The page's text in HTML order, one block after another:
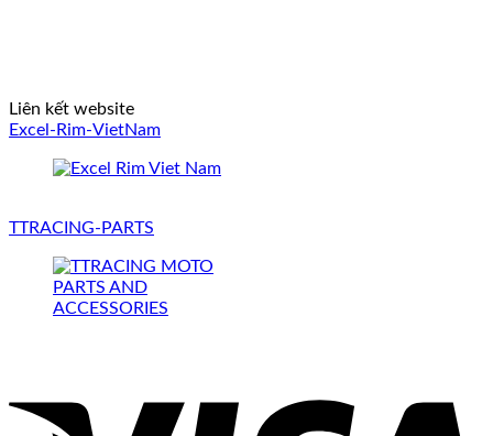
Liên kết website
Excel-Rim-VietNam
TTRACING-PARTS